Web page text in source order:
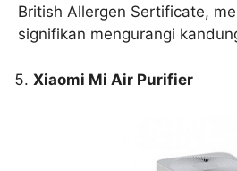
British Allergen Sertificate,
signifikan mengurangi
Xiaomi Mi Air Purifier